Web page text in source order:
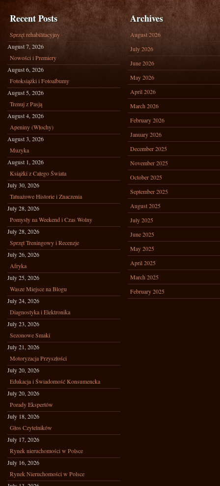
Recent Posts
Sprzęt rehabilitacyjny
August 7, 2026
Nowości i Premiery
August 6, 2026
Fotoksiążki i Fotoalbumy
August 5, 2026
Trenuj z Pasją
August 4, 2026
Apeniny (Włochy)
August 3, 2026
Muzyka
August 1, 2026
Książki z Całego Świata
July 30, 2026
Tatuażowe Historie i Znaczenia
July 28, 2026
Pomysły na Weekend i Czas Wolny
July 28, 2026
Sprzęt Treningowy i Recenzje
July 26, 2026
Afryka
July 25, 2026
Wasze Miejsce na Blogu
July 24, 2026
Diagnostyka i Elektronika
July 23, 2026
Sezonowe Smaki
July 21, 2026
Motoryzacja Przyszłości
July 20, 2026
Edukacja i Świadomość Konsumencka
July 20, 2026
Porady Ekspertów
July 18, 2026
Głos Czytelników
July 17, 2026
Rynek nieruchomości w Polsce
July 16, 2026
Rynek Nieruchomości w Polsce
Archives
August 2026
July 2026
June 2026
May 2026
April 2026
March 2026
February 2026
January 2026
December 2025
November 2025
October 2025
September 2025
August 2025
July 2025
June 2025
May 2025
April 2025
March 2025
February 2025